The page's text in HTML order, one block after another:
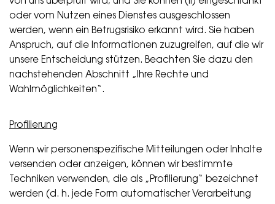
oder vom Nutzen eines Dienstes ausgeschlossen
werden, wenn ein Betrugsrisiko erkannt wird. Sie haben
Anspruch, auf die Informationen zuzugreifen, auf die wir
unsere Entscheidung stützen. Beachten Sie dazu den
nachstehenden Abschnitt „Ihre Rechte und
Wahlmöglichkeiten“.
Profilierung
Wenn wir personenspezifische Mitteilungen oder Inhalte
versenden oder anzeigen, können wir bestimmte
Techniken verwenden, die als „Profilierung“ bezeichnet
werden (d. h. jede Form automatischer Verarbeitung